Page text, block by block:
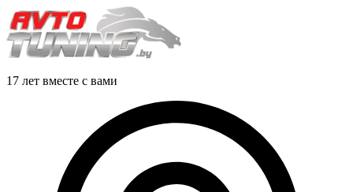
17 лет вместе с вами